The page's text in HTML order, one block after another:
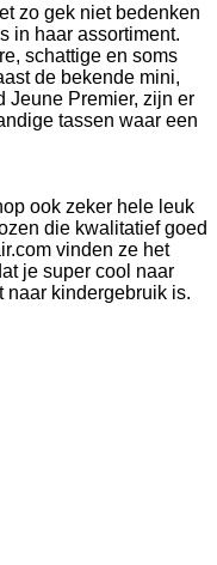
zo gek niet bedenken
in haar assortiment.
schattige en soms
de bekende mini,
Jeune Premier, zijn er
tassen waar een
ook zeker hele leuk
die kwalitatief goed
vinden ze het
je super cool naar
naar kindergebruik is.